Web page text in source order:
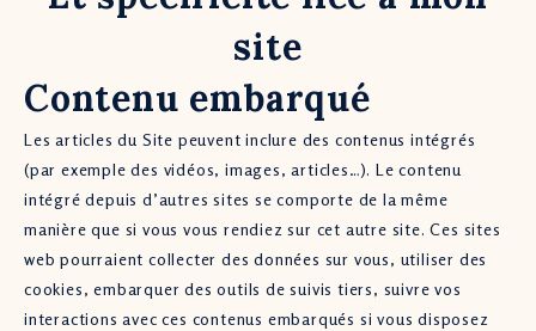
site
Contenu embarqué
Les articles du Site peuvent inclure des contenus intégrés
(par exemple des vidéos, images, articles…). Le contenu
intégré depuis d’autres sites se comporte de la même
manière que si vous vous rendiez sur cet autre site. Ces sites
web pourraient collecter des données sur vous, utiliser des
cookies, embarquer des outils de suivis tiers, suivre vos
interactions avec ces contenus embarqués si vous disposez